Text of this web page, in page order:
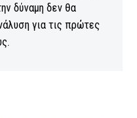
δύναμη δεν θα
για τις πρώτες